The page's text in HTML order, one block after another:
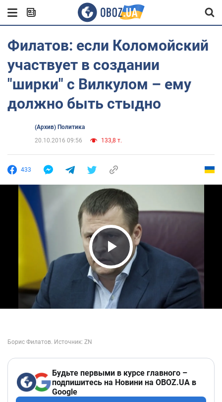
Филатов: если Коломойский
участвует в создании
"ширки" с Вилкулом – ему
должно быть стыдно
(Архив) Политика
20.10.2016 09:56
133,8 т.
433
Play Video
Будьте первыми в курсе главного –
подпишитесь на Новини на OBOZ.UA в
Google